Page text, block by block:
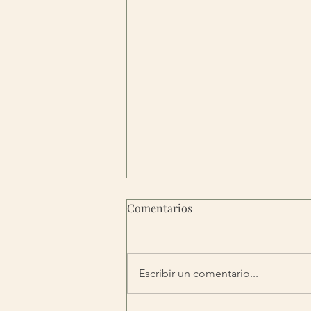
Comentarios
Escribir un comentario...